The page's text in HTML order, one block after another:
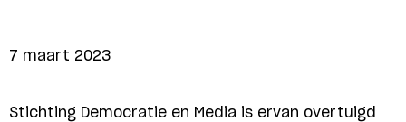
7 maart 2023
Stichting Democratie en Media is ervan overtuigd